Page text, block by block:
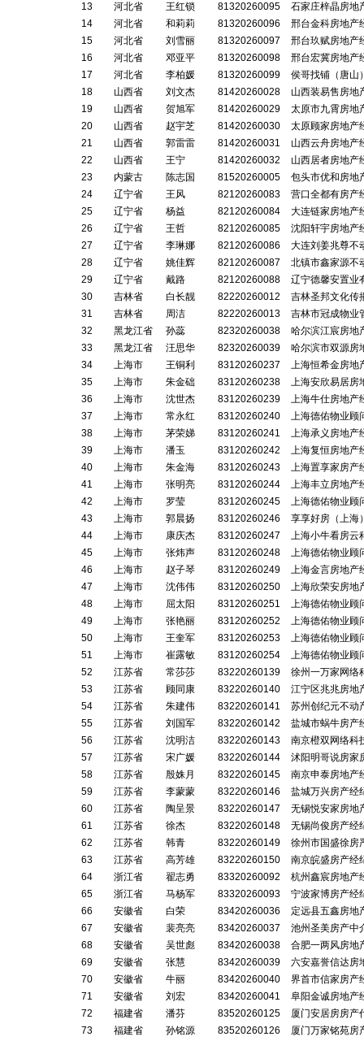
13
河北省 王红锁 81320260095
石家庄梓晶房地
14
河北省 和莉莉 81320260096
邢台金科房地产
15
河北省 刘雪丽 81320260097
邢台玖赋房地产
16
河北省 邓亚平 81320260098
邢台宏冀房地产
17
河北省 李柏媛 81320260099
侯哥找铺（唐山
18
山西省 刘文杰 81420260028
山西装易售房地
19
山西省 贺旭军 81420260029
太原市九霄房地
20
山西省 赵宇芝 81420260030
太原顾家房地产
21
山西省 郭雷雷 81420260031
山西云舟房地产
22
山西省 王宁 81420260032
山西居者房地产
23
内蒙古 陈志国 81520260005
包头市优和房地
24
辽宁省 王风 82120260083
营口全都有房产
25
辽宁省 杨益 82120260084
大连链家房地产
26
辽宁省 王哲 82120260085
沈阳轩宇房地产
27
辽宁省 李琳娜 82120260086
大连刘姜兆尊不
28
辽宁省 姚佳辉 82120260087
北镇市鑫家源不
29
辽宁省 戴路 82120260088
辽宁德馨安置业
30
吉林省 白长靓 82220260012
吉林圣邦文化传
31
吉林省 周洁 82220260013
吉林市冠成物业
32
黑龙江省 孙蕊 82320260038
哈尔滨江宸房地
33
黑龙江省 汪思华 82320260039
哈尔滨市双源房
34
上海市 王铜利 83120260237
上海恒希金房地
35
上海市 朱金础 83120260238
上海安欣易居房
36
上海市 沈世杰 83120260239
上海牛仕房地产
37
上海市 常永红 83120260240
上海德佑物业顾
38
上海市 茅荣娣 83120260241
上海承义房地产
39
上海市 潘玉 83120260242
上海复恒房地产
40
上海市 朱金海 83120260243
上海置享家房产
41
上海市 张明亮 83120260244
上海丰立房地产
42
上海市 罗莹 83120260245
上海德佑物业顾
43
上海市 郭晨扬 83120260246
享享好房（上海
44
上海市 康庆杰 83120260247
上海小牛看房云
45
上海市 张炜声 83120260248
上海德佑物业顾
46
上海市 赵子琴 83120260249
上海金言房地产
47
上海市 沈伟伟 83120260250
上海欣荣安房地
48
上海市 屈太阳 83120260251
上海德佑物业顾
49
上海市 张艳丽 83120260252
上海德佑物业顾
50
上海市 王奎军 83120260253
上海德佑物业顾
51
上海市 崔露敏 83120260254
上海德佑物业顾
52
江苏省 常莎莎 83220260139
徐州一万家网络
53
江苏省 顾同康 83220260140
江宁区兆兆房地
54
江苏省 朱建伟 83220260141
苏州创纪元不动
55
江苏省 刘国军 83220260142
盐城市蜗牛房产
56
江苏省 沈明洁 83220260143
南京橙双网络科
57
江苏省 宋广媛 83220260144
沭阳明哥说房家
58
江苏省 殷姝月 83220260145
南京申泰房地产
59
江苏省 李蒙蒙 83220260146
盐城万兴房产经
60
江苏省 陶呈景 83220260147
无锡悦安家房地
61
江苏省 徐杰 83220260148
无锡尚俊房产经
62
江苏省 韩青 83220260149
徐州市国盛徐房
63
江苏省 高芳雄 83220260150
南京皖盛房产经
64
浙江省 翟志勇 83320260092
杭州鑫宸房地产
65
浙江省 马杨军 83320260093
宁波家博房产经
66
安徽省 白荣 83420260036
定远县五鑫房地
67
安徽省 裴亮亮 83420260037
池州圣美房产中
68
安徽省 吴世彪 83420260038
合肥一两风房地
69
安徽省 张慧 83420260039
六安嘉誉信达房
70
安徽省 牛丽 83420260040
界首市信家房产
71
安徽省 刘宏 83420260041
阜阳金诚房地产
72
福建省 潘芬 83520260125
厦门安居房房产
73
福建省 孙铭源 83520260126
厦门万家铭苑房